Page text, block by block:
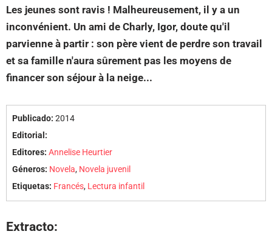
Les jeunes sont ravis ! Malheureusement, il y a un
inconvénient. Un ami de Charly, Igor, doute qu'il
parvienne à partir : son père vient de perdre son travail
et sa famille n'aura sûrement pas les moyens de
financer son séjour à la neige...
Publicado: 2014
Editorial:
Editores: Annelise Heurtier
Géneros: Novela, Novela juvenil
Etiquetas: Francés, Lectura infantil
Extracto: